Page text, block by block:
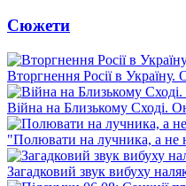
Сюжети
Вторгнення Росії в Україну.
Війна на Близькому Сході.
"Полювати на лучника, а не
Загадковий звук вибуху